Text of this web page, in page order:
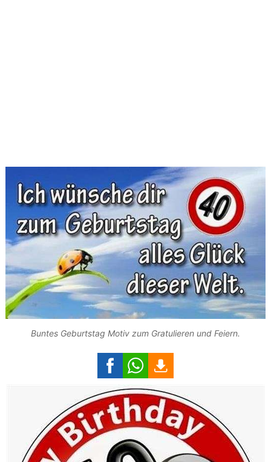
Buntes Geburtstag Motiv zum Gratulieren und Feiern.